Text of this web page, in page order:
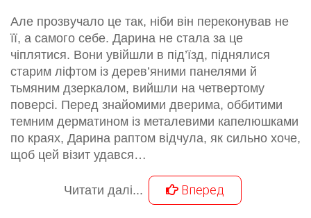
Але прозвучало це так, ніби він переконував не
її, а самого себе. Дарина не стала за це
чіплятися. Вони увійшли в під’їзд, піднялися
старим ліфтом із дерев’яними панелями й
тьмяним дзеркалом, вийшли на четвертому
поверсі. Перед знайомими дверима, оббитими
темним дерматином із металевими капелюшками
по краях, Дарина раптом відчула, як сильно хоче,
щоб цей візит удався…
Читати далі... Вперед